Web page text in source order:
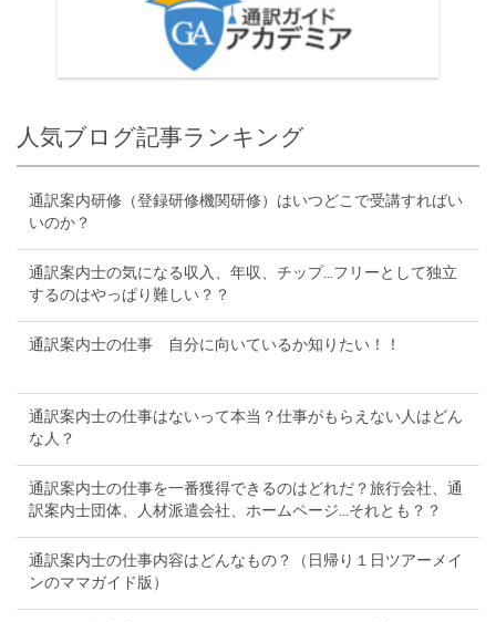
人気ブログ記事ランキング
通訳案内研修（登録研修機関研修）はいつどこで受講すればい
いのか？
通訳案内士の気になる収入、年収、チップ...フリーとして独立
するのはやっぱり難しい？？
通訳案内士の仕事 自分に向いているか知りたい！！
通訳案内士の仕事はないって本当？仕事がもらえない人はどん
な人？
通訳案内士の仕事を一番獲得できるのはどれだ？旅行会社、通
訳案内士団体、人材派遣会社、ホームページ...それとも？？
通訳案内士の仕事内容はどんなもの？（日帰り１日ツアーメイ
ンのママガイド版）